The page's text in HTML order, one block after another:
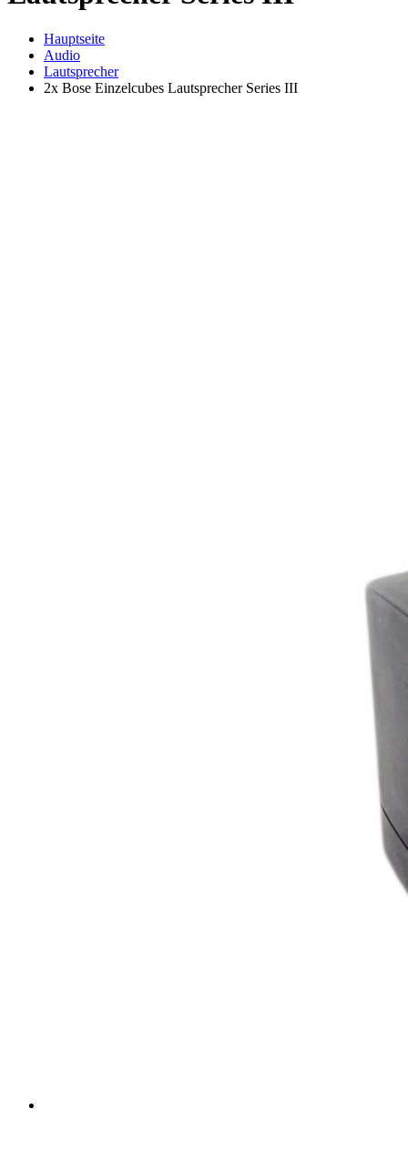
Hauptseite
Audio
Lautsprecher
2x Bose Einzelcubes Lautsprecher Series III